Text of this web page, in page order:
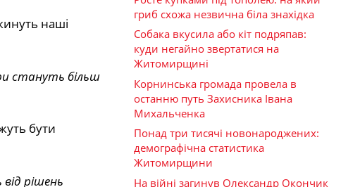
наші
стануть більш
бути
рішень
гриб схожа незвична біла знахідка
Собака вкусила або кіт подряпав:
куди негайно звертатися на
Житомирщині
Корнинська громада провела в
останню путь Захисника Івана
Михальченка
Понад три тисячі новонароджених:
демографічна статистика
Житомирщини
На війні загинув Олександр Окончик